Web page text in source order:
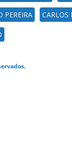
PEREIRA CARLOS